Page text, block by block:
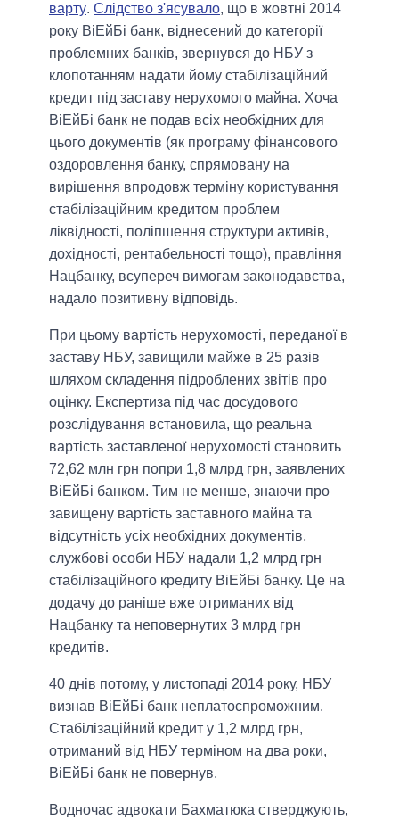
варту. Слідство з'ясувало, що в жовтні 2014
року ВіЕйБі банк, віднесений до категорії
проблемних банків, звернувся до НБУ з
клопотанням надати йому стабілізаційний
кредит під заставу нерухомого майна. Хоча
ВіЕйБі банк не подав всіх необхідних для
цього документів (як програму фінансового
оздоровлення банку, спрямовану на
вирішення впродовж терміну користування
стабілізаційним кредитом проблем
ліквідності, поліпшення структури активів,
дохідності, рентабельності тощо), правління
Нацбанку, всупереч вимогам законодавства,
надало позитивну відповідь.
При цьому вартість нерухомості, переданої в
заставу НБУ, завищили майже в 25 разів
шляхом складення підроблених звітів про
оцінку. Експертиза під час досудового
розслідування встановила, що реальна
вартість заставленої нерухомості становить
72,62 млн грн попри 1,8 млрд грн, заявлених
ВіЕйБі банком. Тим не менше, знаючи про
завищену вартість заставного майна та
відсутність усіх необхідних документів,
службові особи НБУ надали 1,2 млрд грн
стабілізаційного кредиту ВіЕйБі банку. Це на
додачу до раніше вже отриманих від
Нацбанку та неповернутих 3 млрд грн
кредитів.
40 днів потому, у листопаді 2014 року, НБУ
визнав ВіЕйБі банк неплатоспроможним.
Стабілізаційний кредит у 1,2 млрд грн,
отриманий від НБУ терміном на два роки,
ВіЕйБі банк не повернув.
Водночас адвокати Бахматюка стверджують,